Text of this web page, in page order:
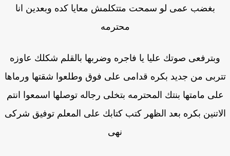
بغضب عمى لو سمحت متتكلمش معايا كده وبعدين انا
محترمه
وبترفعى صوتك عليا يا فاجره وضربها بالقلم شكلك عاوزه
من جديد بكره قدامى على فوق وطلعوا شقتها ورماها
مامتها بنتك المحترمه بتخلى رجاله توصلها اسمعوا انتم
بكره بعد الظهر كتب كتابك على المعلم توفيق شركى
نهى